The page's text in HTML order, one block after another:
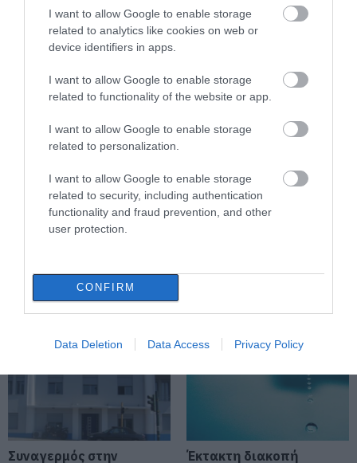
I want to allow Google to enable storage
related to analytics like cookies on web or
device identifiers in apps.
I want to allow Google to enable storage
related to functionality of the website or app.
I want to allow Google to enable storage
related to personalization.
I want to allow Google to enable storage
related to security, including authentication
functionality and fraud prevention, and other
user protection.
CONFIRM
Data Deletion Data Access Privacy Policy
έφτασαν σε αυτό το χωριό της
Εύβοιας;
07.08.2026 | 10:30
Συγκλονίζει μαρτυρία εθελοντή
στην Εύβοια: Ετσι σώθηκε το
Προκόπι από τη μεγάλη φωτιά
07.08.2026 | 10:15
Είσαι διακοπές στην Εύβοια και
θες γεύσεις στα κάρβουνα; Έλα
στο «Παλιό Πιθάρι»!
07.08.2026 | 10:00
βουλευτή που «τρέλανε»
εθελοντές στην Εύβοια
Ιός Δυτικού Νείλου: 65 κρούσματα
ασθενείς σε νοσηλεία
Υπό έλεγχο η φωτιά στην Σκύρο –
Συνελήφθη μία 63χρονη γυναίκα
Όλες οι τελευταίες ειδήσεις
ΠΕΡΙΣΣΟΤΕΡΑ ΑΠΟ ΕΙΔΗΣΕΙΣ ΕΥΒΟΙΑ
Συναγερμός στην
Έκτακτη διακοπή